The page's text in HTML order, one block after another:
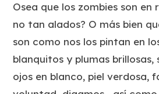
Osea que los zombies son
no tan alados? O más bien
son como nos los pintan en
blanquitos y plumas brillosas,
ojos en blanco, piel verdosa,